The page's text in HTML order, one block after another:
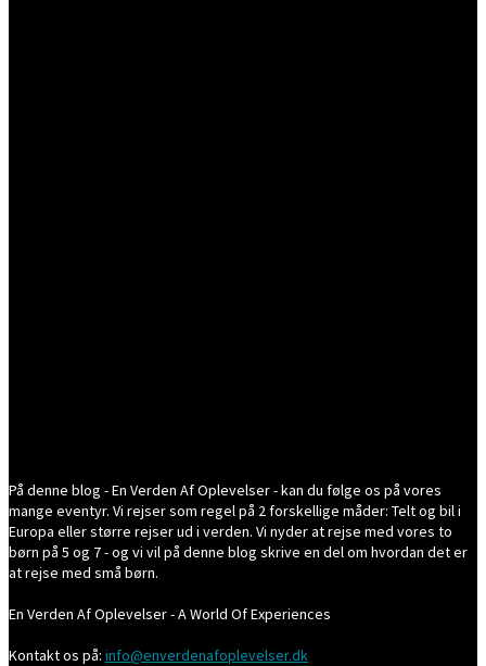
På denne blog - En Verden Af Oplevelser - kan du følge os på vores
mange eventyr. Vi rejser som regel på 2 forskellige måder: Telt og bil i
Europa eller større rejser ud i verden. Vi nyder at rejse med vores to
børn på 5 og 7 - og vi vil på denne blog skrive en del om hvordan det er
at rejse med små børn.
En Verden Af Oplevelser - A World Of Experiences
Kontakt os på: info@enverdenafoplevelser.dk